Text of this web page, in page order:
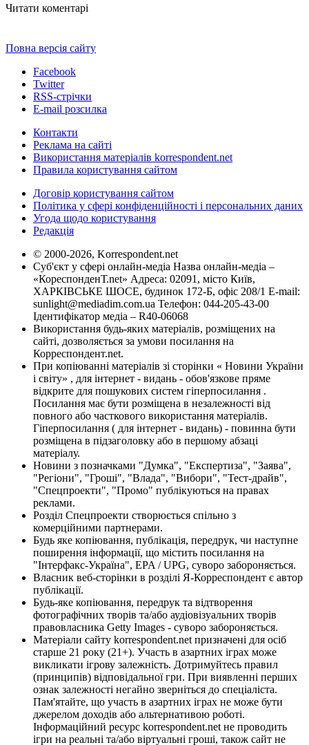
Читати коментарі
Повна версія сайту
Facebook
Twitter
RSS-стрічки
E-mail розсилка
Контакти
Реклама на сайті
Використання матеріалів korrespondent.net
Правила користування сайтом
Договір користування сайтом
Політика у сфері конфіденційності і персональних даних
Угода щодо користування
Редакція
© 2000-2026, Korrespondent.net
Суб'єкт у сфері онлайн-медіа Назва онлайн-медіа –
«КореспонденТ.net» Адреса: 02091, місто Київ,
ХАРКІВСЬКЕ ШОСЕ, будинок 172-Б, офіс 208/1 E-mail:
sunlight@mediadim.com.ua Телефон: 044-205-43-00
Ідентифікатор медіа – R40-06068
Використання будь-яких матеріалів, розміщених на
сайті, дозволяється за умови посилання на
Корреспондент.net.
При копіюванні матеріалів зі сторінки « Новини України
і світу» , для інтернет - видань - обов'язкове пряме
відкрите для пошукових систем гіперпосилання .
Посилання має бути розміщена в незалежності від
повного або часткового використання матеріалів.
Гіперпосилання ( для інтернет - видань) - повинна бути
розміщена в підзаголовку або в першому абзаці
матеріалу.
Новини з позначками "Думка", "Експертиза", "Заява",
"Регіони", "Гроші", "Влада", "Вибори", "Тест-драйв",
"Спецпроекти", "Промо" публікуються на правах
реклами.
Розділ Спецпроекти створюється спільно з
комерційними партнерами.
Будь яке копіювання, публікація, передрук, чи наступне
поширення інформації, що містить посилання на
"Інтерфакс-Україна", EPA / UPG, суворо забороняється.
Власник веб-сторінки в розділі Я-Корреспондент є автор
публікації.
Будь-яке копіювання, передрук та відтворення
фотографічних творів та/або аудіовізуальних творів
правовласника Getty Images - суворо забороняється.
Матеріали сайту korrespondent.net призначені для осіб
старше 21 року (21+). Участь в азартних іграх може
викликати ігрову залежність. Дотримуйтесь правил
(принципів) відповідальної гри. При виявленні перших
ознак залежності негайно зверніться до спеціаліста.
Пам'ятайте, що участь в азартних іграх не може бути
джерелом доходів або альтернативою роботі.
Інформаційний ресурс korrespondent.net не проводить
ігри на реальні та/або віртуальні гроші, також сайт не